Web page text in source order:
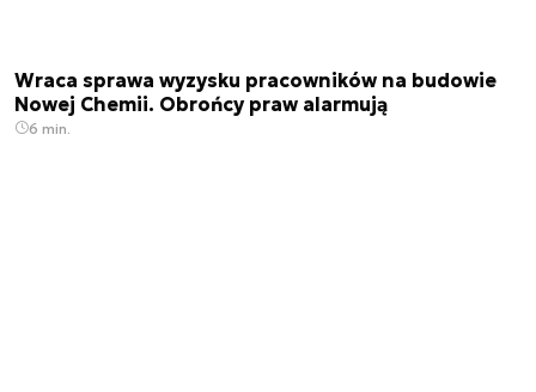
Wraca sprawa wyzysku pracowników na budowie
Nowej Chemii. Obrońcy praw alarmują
6 min.